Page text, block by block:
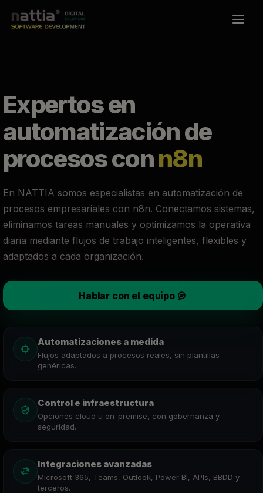
Expertos en
automatización de
procesos conn8n
En NATTIA somos especialistas en automatización de
procesos empresariales con n8n. Conectamos sistemas,
eliminamos tareas manuales y optimizamos la operativa
diaria mediante flujos de trabajo inteligentes, flexibles y
adaptados a cada organización.
Hablar con el equipo
Automatizaciones a medida
Flujos adaptados a procesos reales, sin plantillas
genéricas.
Control e infraestructura
Opciones cloud u on-premise, con gobernanza y
seguridad.
Integraciones avanzadas
Microsoft 365, Teams, Outlook, Power BI, APIs, BBDD y
terceros.